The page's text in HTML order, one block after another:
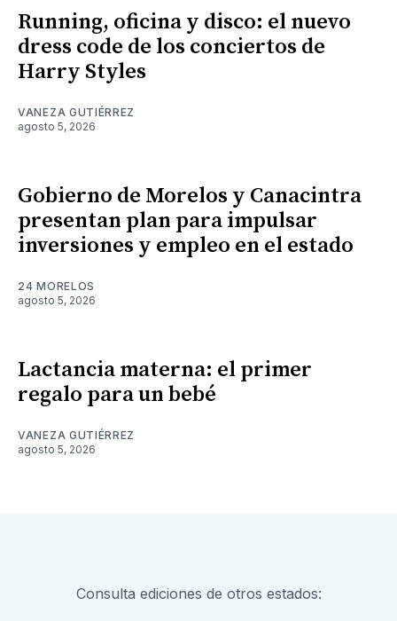
Running, oficina y disco: el nuevo
dress code de los conciertos de
Harry Styles
VANEZA GUTIÉRREZ
agosto 5, 2026
Gobierno de Morelos y Canacintra
presentan plan para impulsar
inversiones y empleo en el estado
24 MORELOS
agosto 5, 2026
Lactancia materna: el primer
regalo para un bebé
VANEZA GUTIÉRREZ
agosto 5, 2026
Consulta ediciones de otros estados: